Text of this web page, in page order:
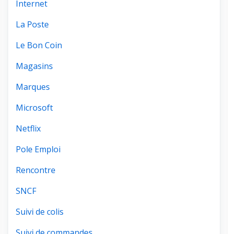
Internet
La Poste
Le Bon Coin
Magasins
Marques
Microsoft
Netflix
Pole Emploi
Rencontre
SNCF
Suivi de colis